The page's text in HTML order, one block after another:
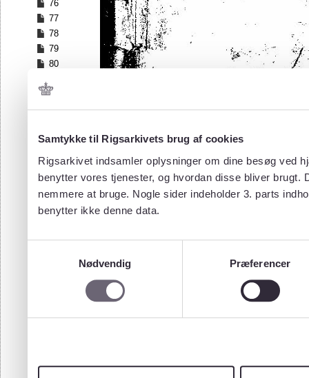
Samtykke til Rigsarkivets brug af cookies
Rigsarkivet indsamler oplysninger om dine besøg ved
benytter vores tjenester, og hvordan disse bliver
nemmere at bruge. Nogle sider indeholder 3. parts
benytter ikke denne data.
Nødvendig
Præferencer
76
77
78
79
80
82
83
85
87
88
89
90
97
100